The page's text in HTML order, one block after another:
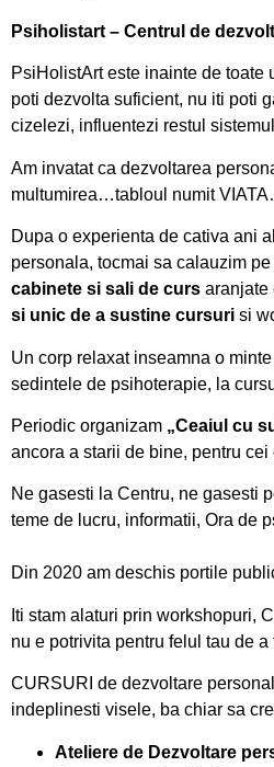
Psiholistart – Centrul de
PsiHolistArt este inainte de toate
poti dezvolta suficient, nu iti poti
cizelezi, influentezi restul
Am invatat ca dezvoltarea
multumirea…tabloul numit
Dupa o experienta de cativa ani
personala, tocmai sa calauzim
cabinete si sali de curs aranjate
si unic de a sustine cursuri si
Un corp relaxat inseamna o
sedintele de psihoterapie, la
Periodic organizam „Ceaiul cu
ancora a starii de bine, pentru
Ne gasesti la Centru, ne gasesti
teme de lucru, informatii, Ora de
Din 2020 am deschis portile
Iti stam alaturi prin workshopuri,
nu e potrivita pentru felul tau de
CURSURI de dezvoltare
indeplinesti visele, ba chiar sa
Ateliere de Dezvoltare